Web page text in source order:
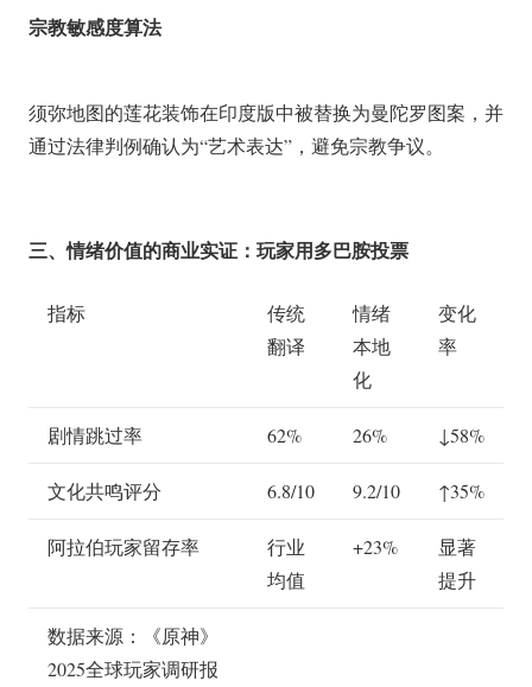
宗教敏感度算法
须弥地图的莲花装饰在印度版中被替换为曼陀罗图案，并
通过法律判例确认为“艺术表达”，避免宗教争议。
三、情绪价值的商业实证：玩家用多巴胺投票
指标
传统
翻译
情绪
本地
化
变化
率
剧情跳过率 62% 26% ↓58%
文化共鸣评分 6.8/10 9.2/10 ↑35%
阿拉伯玩家留存率
行业
均值
+23%
显著
提升
数据来源：《原神》
2025全球玩家调研报